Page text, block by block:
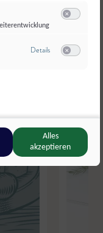
Detailszu Meta Pixel
Alles
akzeptieren